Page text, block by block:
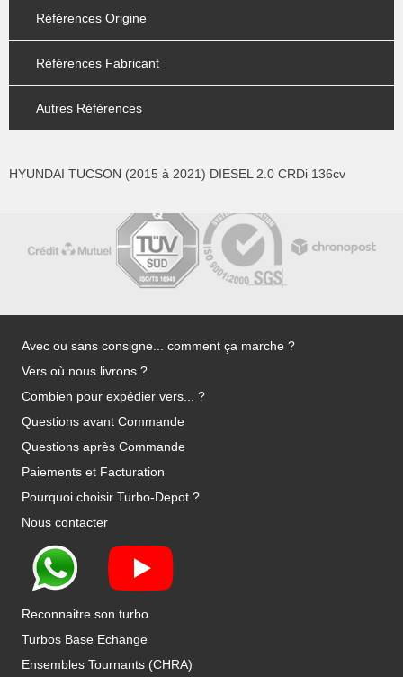
Références Origine
Références Fabricant
Autres Références
HYUNDAI TUCSON (2015 à 2021) DIESEL 2.0 CRDi 136cv
Avec ou sans consigne... comment ça marche ?
Vers où nous livrons ?
Combien pour expédier vers... ?
Questions avant Commande
Questions après Commande
Paiements et Facturation
Pourquoi choisir Turbo-Depot ?
Nous contacter
Reconnaitre son turbo
Turbos Base Echange
Ensembles Tournants (CHRA)